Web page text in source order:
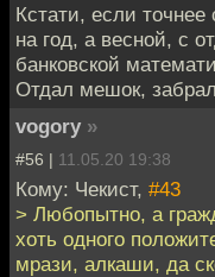
Кстати, если точнее
на год, а весной, с
банковской
Отдал мешок,
vogory »
#56 | 11.05.20 19:38
Кому: Чекист, #43
> Любопытно, а
хоть одного
мрази, алкаши, да